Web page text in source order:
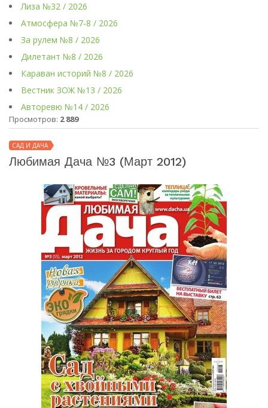
Лиза №32 / 2026
Атмосфера №7-8 / 2026
За рулем №8 / 2026
Дилетант №8 / 2026
Караван историй №8 / 2026
Вестник ЗОЖ №13 / 2026
Авторевю №14 / 2026
Просмотров: 2 889
САД И ДАЧА
Любимая Дача №3 (март 2012)